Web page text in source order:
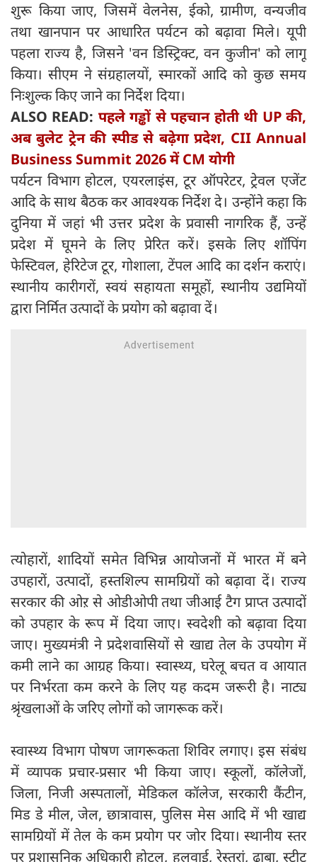
शुरू किया जाए, जिसमें वेलनेस, ईको, ग्रामीण, वन्यजीव
तथा खानपान पर आधारित पर्यटन को बढ़ावा मिले। यूपी
पहला राज्य है, जिसने 'वन डिस्ट्रिक्ट, वन कुजीन' को लागू
किया। सीएम ने संग्रहालयों, स्मारकों आदि को कुछ समय
निःशुल्क किए जाने का निर्देश दिया।
ALSO READ: पहले गड्ढों से पहचान होती थी UP की,
अब बुलेट ट्रेन की स्पीड से बढ़ेगा प्रदेश, CII Annual
Business Summit 2026 में CM योगी
पर्यटन विभाग होटल, एयरलाइंस, टूर ऑपरेटर, ट्रेवल एजेंट
आदि के साथ बैठक कर आवश्यक निर्देश दे। उन्होंने कहा कि
दुनिया में जहां भी उत्तर प्रदेश के प्रवासी नागरिक हैं, उन्हें
प्रदेश में घूमने के लिए प्रेरित करें। इसके लिए शॉपिंग
फेस्टिवल, हेरिटेज टूर, गोशाला, टेंपल आदि का दर्शन कराएं।
स्थानीय कारीगरों, स्वयं सहायता समूहों, स्थानीय उद्यमियों
द्वारा निर्मित उत्पादों के प्रयोग को बढ़ावा दें।
त्योहारों, शादियों समेत विभिन्न आयोजनों में भारत में बने
उपहारों, उत्पादों, हस्तशिल्प सामग्रियों को बढ़ावा दें। राज्य
सरकार की ओऱ से ओडीओपी तथा जीआई टैग प्राप्त उत्पादों
को उपहार के रूप में दिया जाए। स्वदेशी को बढ़ावा दिया
जाए। मुख्यमंत्री ने प्रदेशवासियों से खाद्य तेल के उपयोग में
कमी लाने का आग्रह किया। स्वास्थ्य, घरेलू बचत व आयात
पर निर्भरता कम करने के लिए यह कदम जरूरी है। नाट्य
श्रृंखलाओं के जरिए लोगों को जागरूक करें।
स्वास्थ्य विभाग पोषण जागरूकता शिविर लगाए। इस संबंध
में व्यापक प्रचार-प्रसार भी किया जाए। स्कूलों, कॉलेजों,
जिला, निजी अस्पतालों, मेडिकल कॉलेज, सरकारी कैंटीन,
मिड डे मील, जेल, छात्रावास, पुलिस मेस आदि में भी खाद्य
सामग्रियों में तेल के कम प्रयोग पर जोर दिया। स्थानीय स्तर
पर प्रशासनिक अधिकारी होटल, हलवाई, रेस्तरां, ढाबा, स्ट्रीट